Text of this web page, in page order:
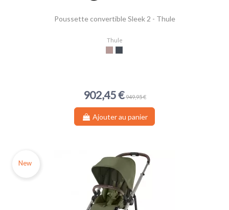
Poussette convertible Sleek 2 - Thule
Thule
902,45 € 949,95 €
Taupe
Noir
Ajouter au panier
New